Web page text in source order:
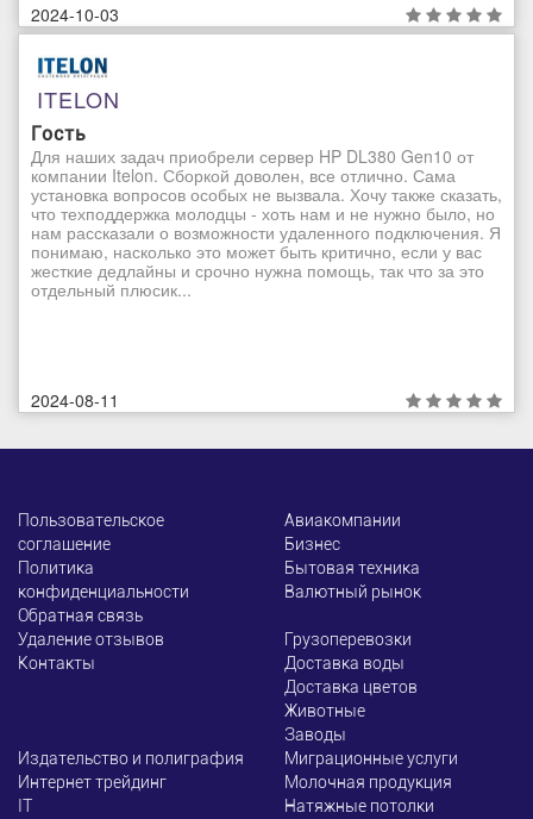
2024-10-03
ITELON
Гость
Для наших задач приобрели сервер HP DL380 Gen10 от
компании Itelon. Сборкой доволен, все отлично. Сама
установка вопросов особых не вызвала. Хочу также сказать,
что техподдержка молодцы - хоть нам и не нужно было, но
нам рассказали о возможности удаленного подключения. Я
понимаю, насколько это может быть критично, если у вас
жесткие дедлайны и срочно нужна помощь, так что за это
отдельный плюсик...
2024-08-11
Пользовательское
соглашение
Политика
конфиденциальности
Обратная связь
Удаление отзывов
Контакты
Авиакомпании
Бизнес
Бытовая техника
Валютный рынок
Грузоперевозки
Доставка воды
Доставка цветов
Животные
Заводы
Издательство и полиграфия
Интернет трейдинг
ІТ
Миграционные услуги
Молочная продукция
Натяжные потолки